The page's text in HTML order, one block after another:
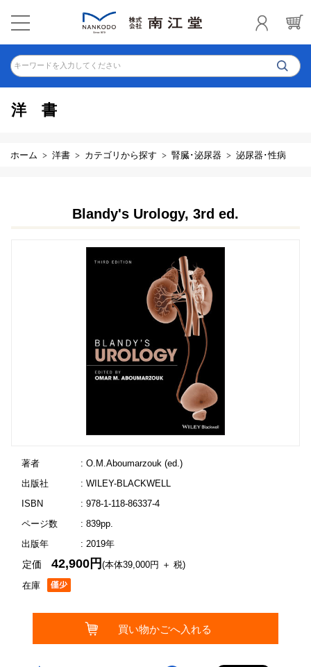
キーワードを入力してください
洋書
ホーム 洋書 カテゴリから探す 腎臓･泌尿器 泌尿器･性病
Blandy's Urology, 3rd ed.
著者
: O.M.Aboumarzouk (ed.)
出版社
: WILEY-BLACKWELL
ISBN
: 978-1-118-86337-4
ページ数
: 839pp.
出版年
: 2019年
在庫
定価42,900円(本体39,000円 ＋ 税)